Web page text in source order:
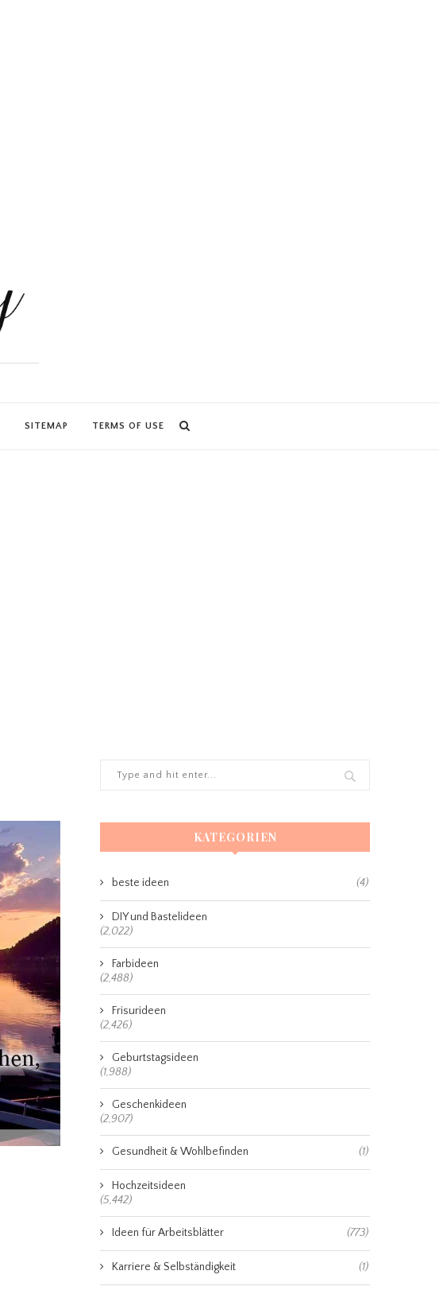
SITEMAP TERMS OF USE
KATEGORIEN
beste ideen (4)
DIY und Bastelideen
(2,022)
Farbideen
(2,488)
Frisurideen
(2,426)
Geburtstagsideen
(1,988)
Geschenkideen
(2,907)
Gesundheit & Wohlbefinden (1)
Hochzeitsideen
(5,442)
Ideen für Arbeitsblätter (773)
Karriere & Selbständigkeit (1)